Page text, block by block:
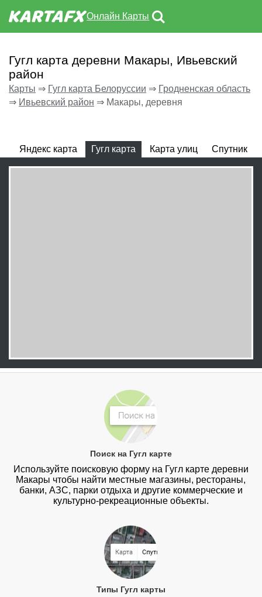
Онлайн Карты
Гугл карта деревни Макары, Ивьевский
район
Карты ⇒ Гугл карта Белоруссии ⇒ Гродненская область
⇒ Ивьевский район ⇒ Макары, деревня
Яндекс карта Гугл карта Карта улиц Спутник
Поиск на Гугл карте
Используйте поисковую форму на Гугл карте деревни
Макары чтобы найти местные магазины, рестораны,
банки, АЗС, парки отдыха и другие коммерческие и
культурно-рекреационные объекты.
Типы Гугл карты